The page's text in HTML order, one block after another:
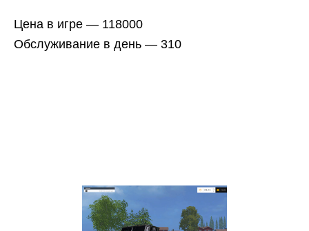
Цена в игре — 118000
Обслуживание в день — 310